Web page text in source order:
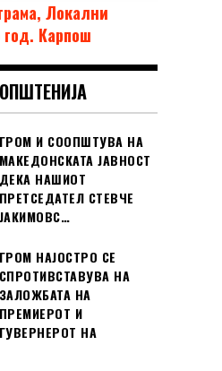
Локални
Карпош
ГРОМ И СООПШТУВА НА
МАКЕДОНСКАТА ЈАВНОСТ
ДЕКА НАШИОТ
ПРЕТСЕДАТЕЛ СТЕВЧЕ
ЈАКИМОВС…
ГРОМ НАЈОСТРО СЕ
СПРОТИВСТАВУВА НА
ЗАЛОЖБАТА НА
ПРЕМИЕРОТ И
ГУВЕРНЕРОТ НА